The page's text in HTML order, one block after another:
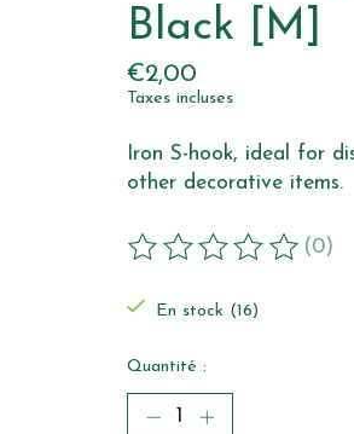
Black [M]
€2,00
Taxes incluses
Iron S-hook, ideal for
other decorative items.
Ce produit est évalué à
(0)
En stock (16)
Quantité :